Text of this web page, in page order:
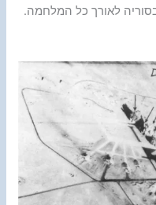
לאורך כל המלחמה.